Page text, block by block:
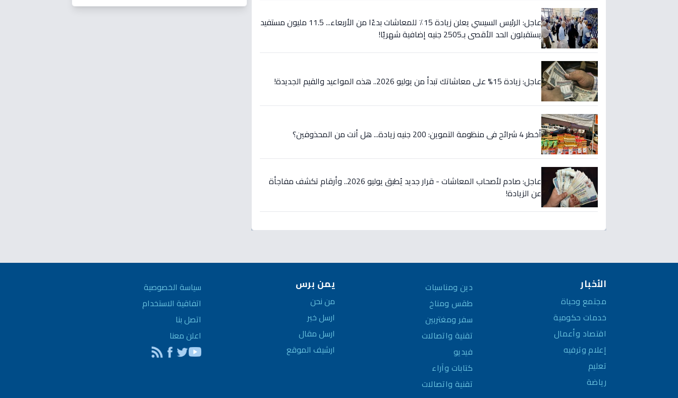
عاجل: الرئيس السيسي يعلن زيادة 15٪ للمعاشات بدءًا من الأربعاء... 11.5 مليون مستفيد
يستقبلون الحد الأقصى بـ2505 جنيه إضافية شهريًا!
عاجل: زيادة 15% على معاشاتك تبدأ من يوليو 2026.. هذه المواعيد والقيم الجديدة!
أخطر 4 شرائح في منظومة التموين: 200 جنيه زيادة... هل أنت من المحذوفين؟
عاجل: صادم لأصحاب المعاشات - قرار جديد يُطبق يوليو 2026.. وأرقام تكشف مفاجأة
عن الزيادة!
الأخبار
مجتمع وحياة
خدمات حكومية
اقتصاد وأعمال
إعلام وترفيه
تعليم
رياضة
دين ومناسبات
طقس ومناخ
سفر ومغتربين
تقنية واتصالات
فيديو
كتابات وآراء
تقنية واتصالات
يمن برس
من نحن
ارسل خبر
ارسل مقال
ارشيف الموقع
سياسة الخصوصية
اتفاقية الاستخدام
اتصل بنا
اعلن معنا